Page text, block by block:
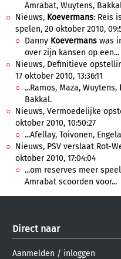
Amrabat, Wuytens,
Nieuws, Koevermans: Reis
spelen, 20 oktober 2010,
Danny Koevermans was
over zijn kansen op een...
Nieuws, Definitieve
17 oktober 2010, 13:36:11
...Ramos, Maza, Wuytens,
Bakkal.
Nieuws, Vermoedelijke
oktober 2010, 10:50:27
...Afellay, Toivonen,
Nieuws, PSV verslaat Rot-
oktober 2010, 17:04:04
...om reserves meer
Amrabat scoorden voor...
Direct naar
Aanmelden / inloggen